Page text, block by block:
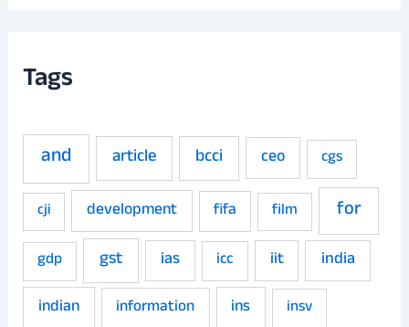
Tags
and article bcci ceo cgs
cji development fifa film for
gdp gst ias icc iit
india
indian
information ins
insv